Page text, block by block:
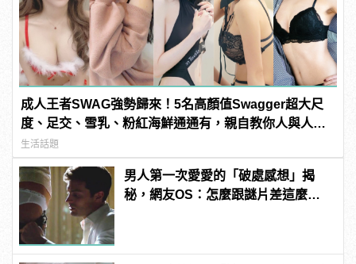
成人王者SWAG強勢歸來！5名高顏值Swagger超大尺
度、足交、雪乳、粉紅海鮮通通有，親自教你人與人的
連結！ | manfashion這樣變型男
生活話題
男人第一次愛愛的「破處感想」揭
秘，網友OS：怎麼跟謎片差這麼